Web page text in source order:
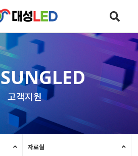
고객지원
자료실